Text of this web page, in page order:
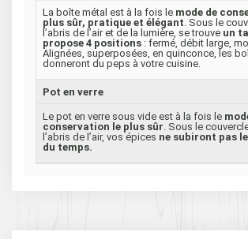
La boîte métal est à la fois le mode de
plus sûr, pratique et élégant. Sous le
l’abris de l’air et de la lumière, se trouve un
propose 4 positions : fermé, débit large,
Alignées, superposées, en quinconce, les
donneront du peps à votre cuisine.
Pot en verre
Le pot en verre sous vide est à la fois le
conservation le plus sûr. Sous le
l’abris de l’air, vos épices ne subiront pas
du temps.